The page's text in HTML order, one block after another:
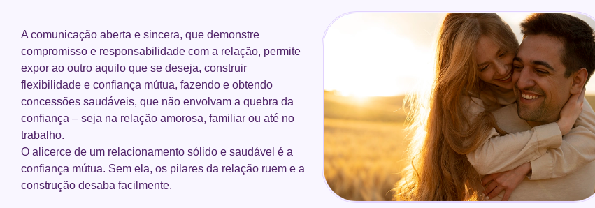
A comunicação aberta e sincera, que demonstre
compromisso e responsabilidade com a relação, permite
expor ao outro aquilo que se deseja, construir
flexibilidade e confiança mútua, fazendo e obtendo
concessões saudáveis, que não envolvam a quebra da
confiança – seja na relação amorosa, familiar ou até no
trabalho.
O alicerce de um relacionamento sólido e saudável é a
confiança mútua. Sem ela, os pilares da relação ruem e a
construção desaba facilmente.